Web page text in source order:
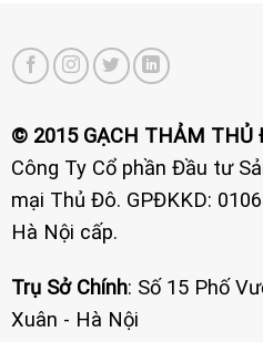
© 2015 GẠCH THẢM THỦ
Công Ty Cổ phần Đầu tư
mại Thủ Đô. GPĐKKD:
Hà Nội cấp.
Trụ Sở Chính: Số 15 Phố
Xuân - Hà Nội